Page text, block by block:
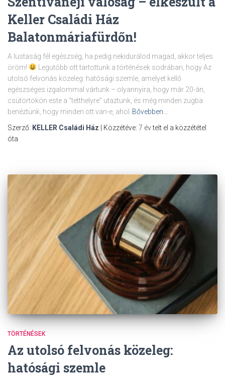
Keller Családi Ház
Balatonmáriafürdőn!
A lustaság fél egészség, ha pedig nekidurálod magad, akkor teljes
öröm!
Legutóbb ott tartottunk a történések sodrában, hogy Az
utolsó felvonás közeleg: hatósági szemle, amelyet kellő
egészséges izgalommal vártunk – olyannyira, hogy már 20-án,
csütörtökön este a “tetthelyre” utaztunk, és még minden zugba
benéztünk, hogy minden ott van-e, ahol
Bővebben…
Szerző: KELLER Családi Ház | Közzétéve: 7 évtelt el a közzététel
óta
TÖRTÉNÉSEK
Az utolsó felvonás közeleg:
hatósági szemle